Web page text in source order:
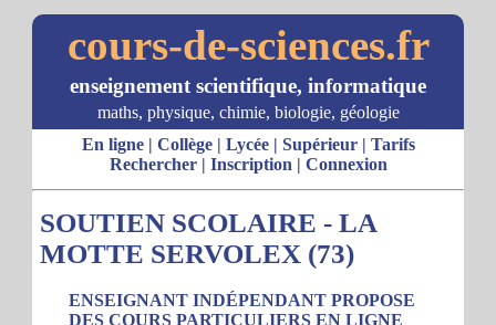
cours-de-sciences.fr
enseignement scientifique, informatique
maths, physique, chimie, biologie, géologie
En ligne| Collège| Lycée| Supérieur| Tarifs
Rechercher| Inscription | Connexion
SOUTIEN SCOLAIRE - LA
MOTTE SERVOLEX (73)
ENSEIGNANT INDÉPENDANT PROPOSE
DES COURS PARTICULIERS EN LIGNE